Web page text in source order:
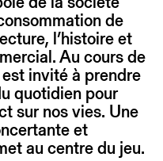
de
l’histoire et
Au cours de
invité à prendre
quotidien pour
sur nos vies. Une
et
au centre du jeu.